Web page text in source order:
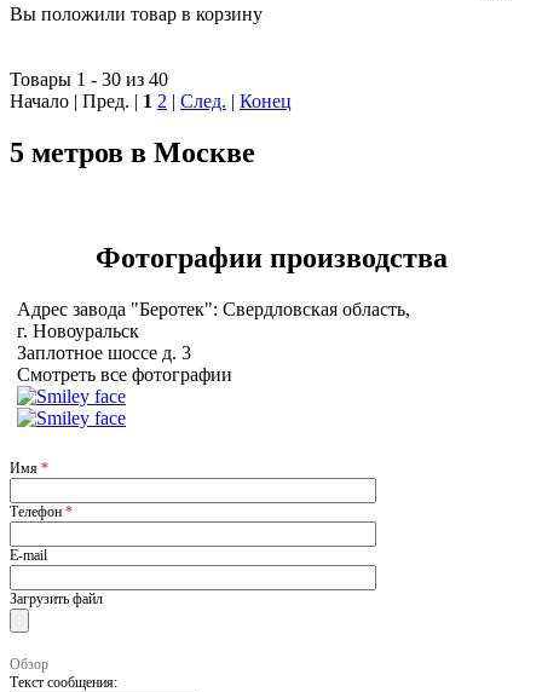
Вы положили товар в корзину
Товары 1 - 30 из 40
Начало | Пред. | 1 2 | След. | Конец
5 метров в Москве
Фотографии производства
Адрес завода "Беротек": Свердловская область,
г. Новоуральск
Заплотное шоссе д. 3
Смотреть все фотографии
Имя *
Телефон *
E-mail
Загрузить файл
Обзор
Текст сообщения: